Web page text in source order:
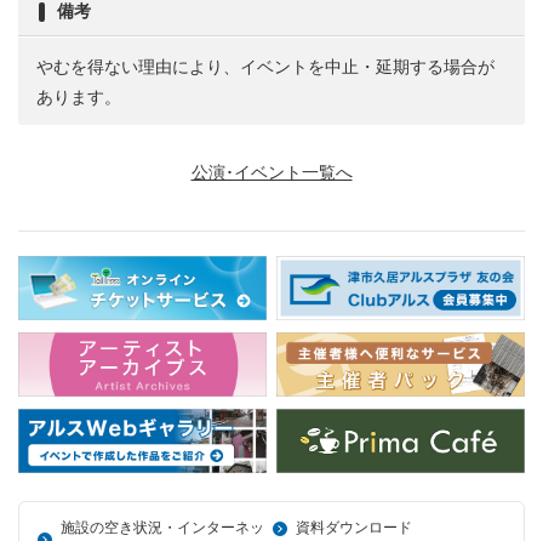
備考
やむを得ない理由により、イベントを中止・延期する場合が
あります。
公演･イベント一覧へ
施設の空き状況・インターネッ
資料ダウンロード